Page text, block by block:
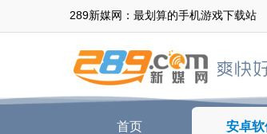
289新媒网：最划算的手机游戏下载站
首页 安卓软